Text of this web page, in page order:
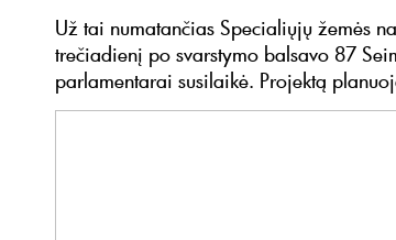
Už tai numatančias Specialiųjų žemės
trečiadienį po svarstymo balsavo 87
parlamentarai susilaikė. Projektą